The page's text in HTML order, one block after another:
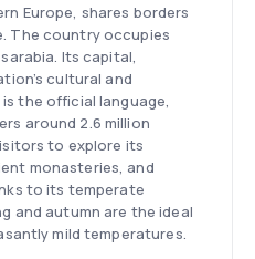
Europe, shares borders
The country occupies
Its capital,
cultural and
the official language,
around 2.6 million
to explore its
monasteries, and
to its temperate
and autumn are the ideal
mild temperatures.